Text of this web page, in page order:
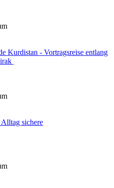
Kurdistan - Vortragsreise entlang
sichere